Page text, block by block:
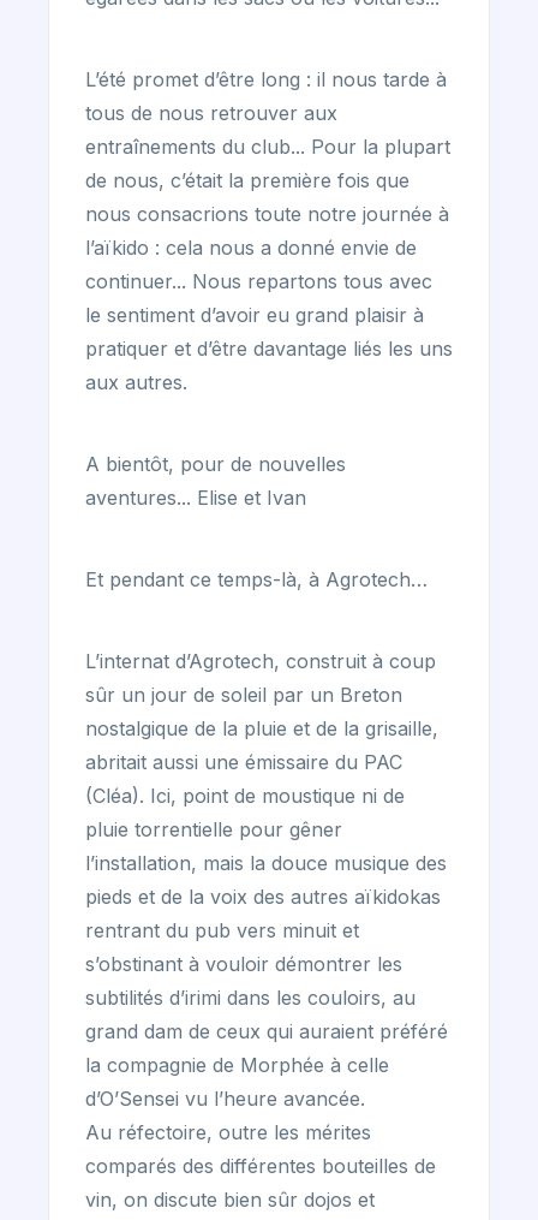
L’été promet d’être long : il nous tarde à
tous de nous retrouver aux
entraînements du club... Pour la plupart
de nous, c’était la première fois que
nous consacrions toute notre journée à
l’aïkido : cela nous a donné envie de
continuer... Nous repartons tous avec
le sentiment d’avoir eu grand plaisir à
pratiquer et d’être davantage liés les uns
aux autres.
A bientôt, pour de nouvelles
aventures... Elise et Ivan
Et pendant ce temps-là, à Agrotech…
L’internat d’Agrotech, construit à coup
sûr un jour de soleil par un Breton
nostalgique de la pluie et de la grisaille,
abritait aussi une émissaire du PAC
(Cléa). Ici, point de moustique ni de
pluie torrentielle pour gêner
l’installation, mais la douce musique des
pieds et de la voix des autres aïkidokas
rentrant du pub vers minuit et
s’obstinant à vouloir démontrer les
subtilités d’irimi dans les couloirs, au
grand dam de ceux qui auraient préféré
la compagnie de Morphée à celle
d’O’Sensei vu l’heure avancée.
Au réfectoire, outre les mérites
comparés des différentes bouteilles de
vin, on discute bien sûr dojos et